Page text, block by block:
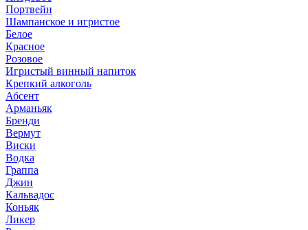
Портвейн
Шампанское и игристое
Белое
Красное
Розовое
Игристый винный напиток
Крепкий алкоголь
Абсент
Арманьяк
Бренди
Вермут
Виски
Водка
Граппа
Джин
Кальвадос
Коньяк
Ликер